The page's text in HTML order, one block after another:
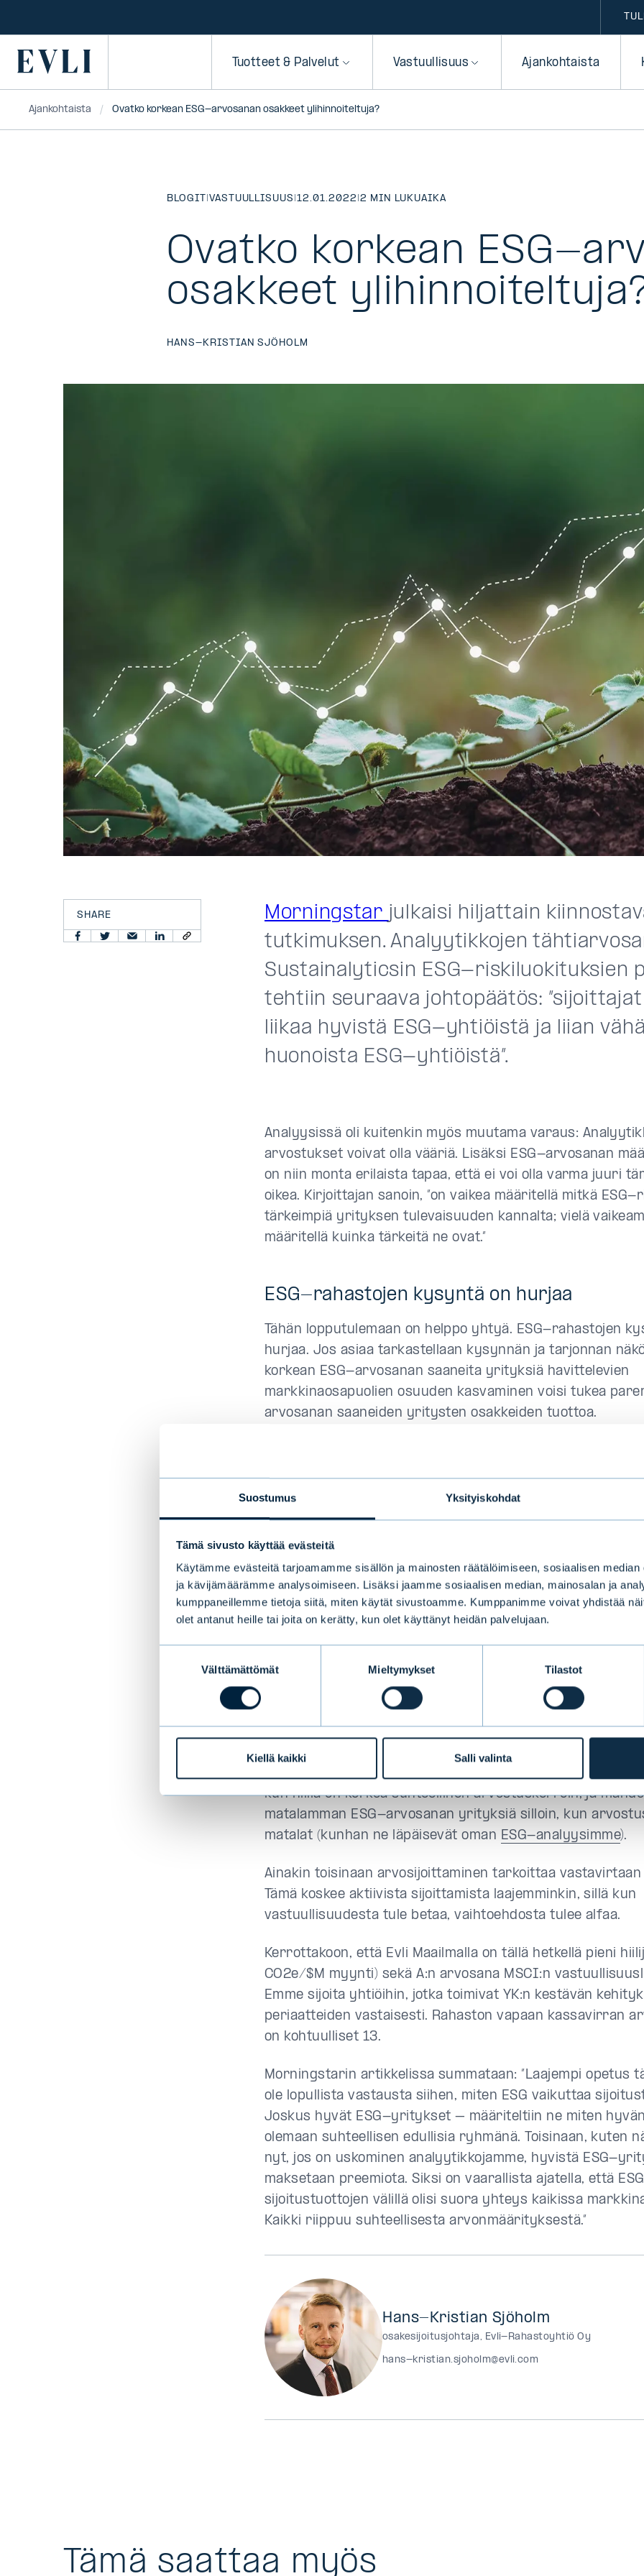
Suostumus Yksityiskohdat
Tämä sivusto käyttää evästeitä
Käytämme evästeitä tarjoamamme sisällön ja mainosten räätälöimiseen, sosiaalisen
ja kävijämäärämme analysoimiseen. Lisäksi jaamme sosiaalisen median, mainosalan ja
kumppaneillemme tietoja siitä, miten käytät sivustoamme. Kumppanimme voivat yhdistää
olet antanut heille tai joita on kerätty, kun olet käyttänyt heidän palvelujaan.
Välttämättömät Mieltymykset Tilastot
Kiellä kaikki Salli valinta
Primary Tuotteet & Palvelut Vastuullisuus Ajankohtaista
Ajankohtaista Ovatko korkean ESG-arvosanan osakkeet ylihinnoiteltuja?
BLOGIT |VASTUULLISUUS |12.01.2022 |2 MIN LUKUAIKA
Ovatko korkean ESG-
osakkeet
HANS-KRISTIAN SJÖHOLM
SHARE Morningstar julkaisi hiljattain
tutkimuksen. Analyytikkojen
Sustainalyticsin ESG-riskiluokituksien
tehtiin seuraava johtopäätös:
liikaa hyvistä ESG-yhtiöistä ja liian
huonoista ESG-yhtiöistä”.
Analyysissä oli kuitenkin myös muutama varaus:
arvostukset voivat olla vääriä. Lisäksi ESG-arvosanan
on niin monta erilaista tapaa, että ei voi olla varma juuri
oikea. Kirjoittajan sanoin, ”on vaikea määritellä mitkä
tärkeimpiä yrityksen tulevaisuuden kannalta; vielä
määritellä kuinka tärkeitä ne ovat.”
ESG-rahastojen kysyntä on hurjaa
Tähän lopputulemaan on helppo yhtyä. ESG-rahastojen
hurjaa. Jos asiaa tarkastellaan kysynnän ja tarjonnan
korkean ESG-arvosanan saaneita yrityksiä havittelevien
markkinaosapuolien osuuden kasvaminen voisi tukea
arvosanan saaneiden yritysten osakkeiden tuottoa.
korkeampaa kysyntää. Kun näin käy,ceteris paribus
,
arvosanoja saavien osakkeiden hinnat ovat suhteellisen
Evli Maailma: Suhteellinen arvonmääritys ja
omalla tavalla
luokituksiin luottamisen sijaan kannattaa suosia sisäistä
joka on linjassa rahaston sijoitusstrategian ja tuottoajurien
Strategiamme on sijoittaa laatuosakkeisiin, jotka
kriteereitämme ja joilla on matalat suhteelliset
sanoen strategiamme välttää korkean ESG-arvosanan
kun niillä on korkea suhteellinen arvostuskerroin, ja
matalamman ESG-arvosanan yrityksiä silloin, kun
matalat (kunhan ne läpäisevät oman ESG-analyysimme).
Ainakin toisinaan arvosijoittaminen tarkoittaa vastavirtaan
Tämä koskee aktiivista sijoittamista laajemminkin, sillä kun
vastuullisuudesta tule betaa, vaihtoehdosta tulee alfaa.
Kerrottakoon, että Evli Maailmalla on tällä hetkellä pieni
CO2e/$M myynti) sekä A:n arvosana MSCI:n
Emme sijoita yhtiöihin, jotka toimivat YK:n kestävän
periaatteiden vastaisesti. Rahaston vapaan kassavirran
on kohtuulliset 13.
Morningstarin artikkelissa summataan: ”Laajempi opetus
ole lopullista vastausta siihen, miten ESG vaikuttaa
Joskus hyvät ESG-yritykset – määriteltiin ne miten
olemaan suhteellisen edullisia ryhmänä. Toisinaan, kuten
nyt, jos on uskominen analyytikkojamme, hyvistä ESG-
maksetaan preemiota. Siksi on vaarallista ajatella, että
sijoitustuottojen välillä olisi suora yhteys kaikissa
Kaikki riippuu suhteellisesta arvonmäärityksestä.”
Hans-Kristian Sjöholm
osakesijoitusjohtaja, Evli-Rahastoyhtiö Oy
hans-kristian.sjoholm@evli.com
Tämä saattaa myös